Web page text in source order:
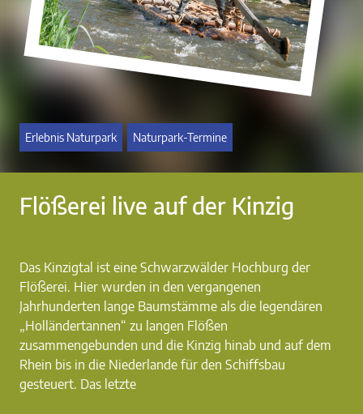
Flößerei live auf der Kinzig
Das Kinzigtal ist eine Schwarzwälder Hochburg der
Flößerei. Hier wurden in den vergangenen
Jahrhunderten lange Baumstämme als die legendären
„Holländertannen“ zu langen Flößen
zusammengebunden und die Kinzig hinab und auf dem
Rhein bis in die Niederlande für den Schiffsbau
gesteuert. Das letzte
Erlebnis Naturpark Naturpark-Termine